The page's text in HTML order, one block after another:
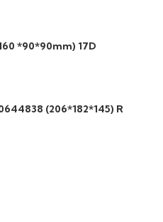
*90*90mm) 17D
(206*182*145) R